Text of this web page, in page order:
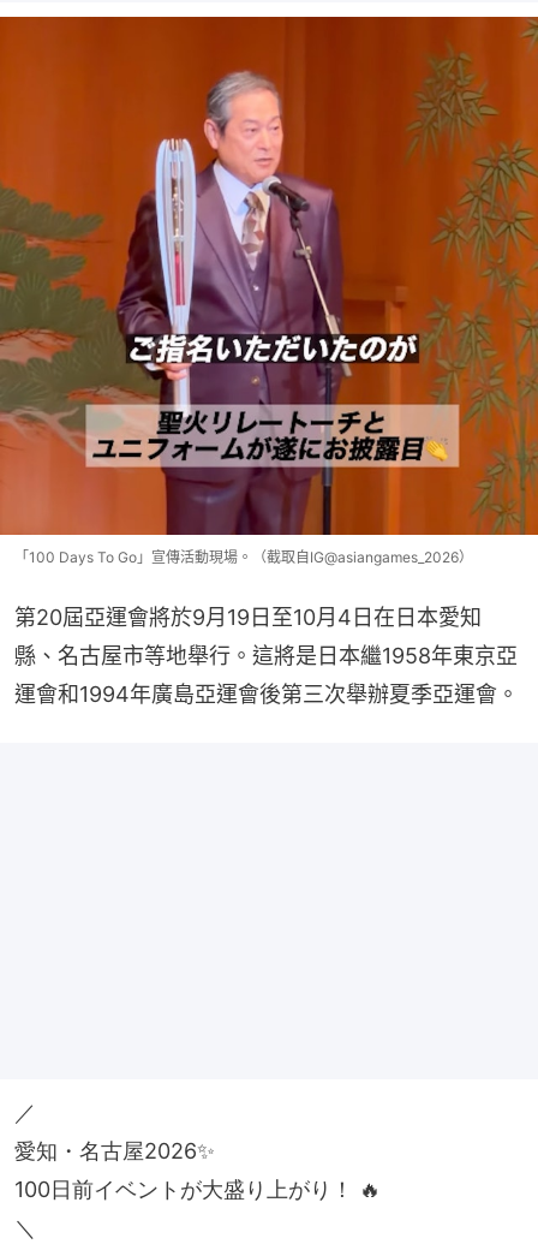
「100 Days To Go」宣傳活動現場。（截取自IG@asiangames_2026）
第20屆亞運會將於9月19日至10月4日在日本愛知
縣、名古屋市等地舉行。這將是日本繼1958年東京亞
運會和1994年廣島亞運會後第三次舉辦夏季亞運會。
／
愛知・名古屋2026✨
100日前イベントが大盛り上がり！ 🔥
＼